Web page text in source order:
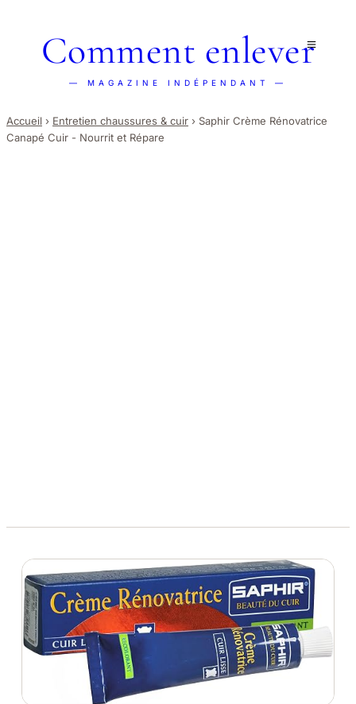
Comment enlever
— MAGAZINE INDÉPENDANT —
Accueil › Entretien chaussures & cuir › Saphir Crème Rénovatrice
Canapé Cuir - Nourrit et Répare